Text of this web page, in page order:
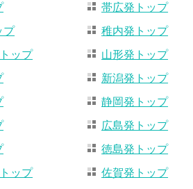
帯広発トップ
プ
稚内発トップ
ップ
山形発トップ
新潟発トップ
静岡発トップ
広島発トップ
徳島発トップ
ップ
佐賀発トップ